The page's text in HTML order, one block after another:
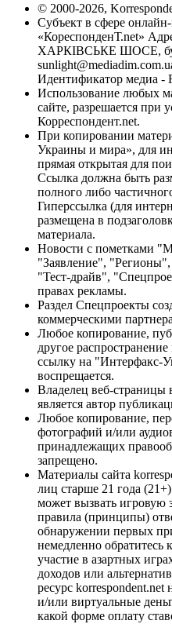
© 2000-2026,
Субъект в сфере
«КореспонденТ.net»
ХАРКІВСЬКЕ ШОСЕ,
Идентификатор медиа -
Использование любых
сайте, разрешается при
Корреспондент.net.
При копировании
Украины и мира», для
прямая открытая для
Ссылка должна быть
полного либо
Гиперссылка (для
размещена в
материала.
Новости с пометками
"Заявление",
"Тест-драйв",
правах рекламы.
Раздел Спецпроекты
коммерческими
Любое копирование,
другое
ссылку на "Интерфакс-
воспрещается.
Владелец веб-страницы
является автор
Любое копирование,
фотографий и/или
принадлежащих
запрещено.
Материалы сайта
лиц старше 21 года
может вызвать игровую
правила (принципы)
обнаружении первых
немедленно обратитесь
участие в азартных
доходов или
ресурс
и/или виртуальные
какой форме оплату